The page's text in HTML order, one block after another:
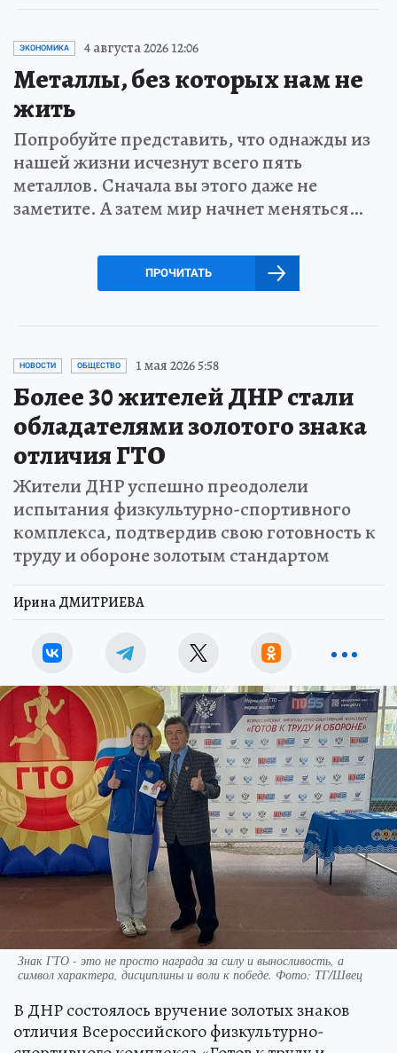
ЭКОНОМИКА 4 августа 2026 12:06
Металлы, без которых нам не
жить
Попробуйте представить, что однажды из
нашей жизни исчезнут всего пять
металлов. Сначала вы этого даже не
заметите. А затем мир начнет меняться…
ПРОЧИТАТЬ
НОВОСТИ ОБЩЕСТВО 1 мая 2026 5:58
Более 30 жителей ДНР стали
обладателями золотого знака
отличия ГТО
Жители ДНР успешно преодолели
испытания физкультурно-спортивного
комплекса, подтвердив свою готовность к
труду и обороне золотым стандартом
Ирина ДМИТРИЕВА
Знак ГТО - это не просто награда за силу и выносливость, а
символ характера, дисциплины и воли к победе. Фото: ТГ/Швец
В ДНР состоялось вручение золотых знаков
отличия Всероссийского физкультурно-